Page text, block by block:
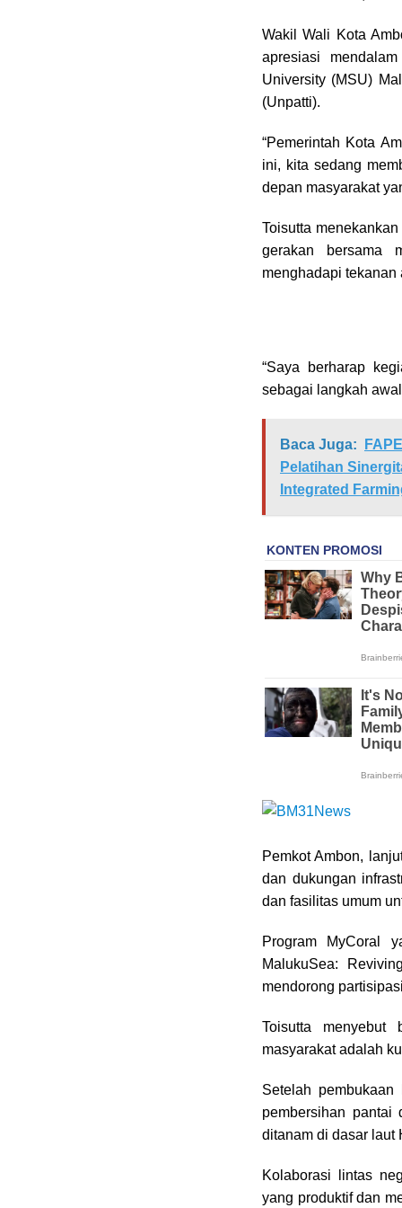
Wakil Wali Kota
apresiasi
University (MSU)
(Unpatti).
“Pemerintah Kota
ini, kita sedang
depan masyarakat
Toisutta
gerakan bersama
menghadapi
“Saya berharap
sebagai langkah
Baca Juga:
Pelatihan
Integrated
Pemkot Ambon,
dan dukungan
dan fasilitas umum
Program MyCoral
MalukuSea:
mendorong
Toisutta menyebut
masyarakat adalah
Setelah pembukaan
pembersihan pantai
ditanam di dasar laut
Kolaborasi lintas
yang produktif dan